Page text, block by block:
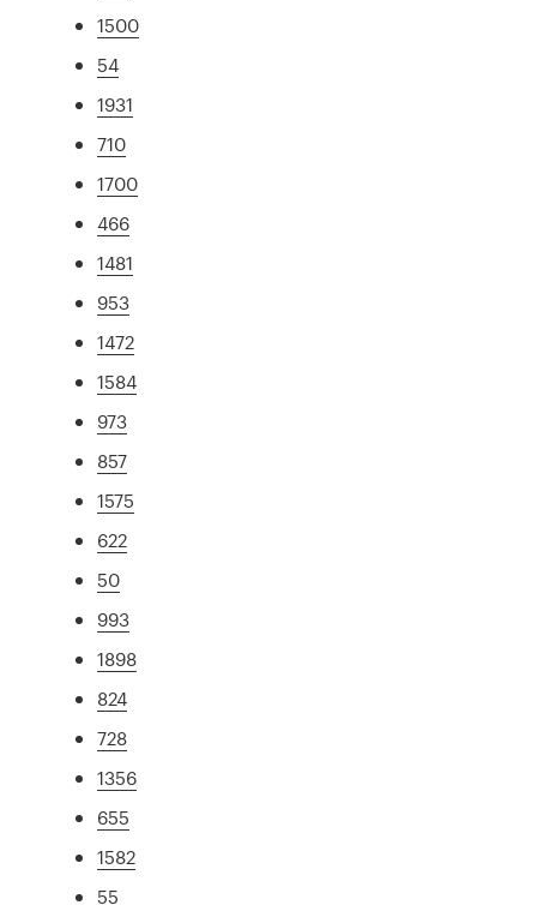
1500
54
1931
710
1700
466
1481
953
1472
1584
973
857
1575
622
50
993
1898
824
728
1356
655
1582
55